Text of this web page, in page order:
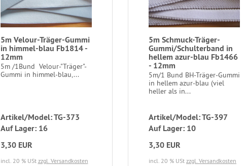
5m Velour-Träger-Gummi
in himmel-blau Fb1814 -
12mm
5m /1Bund Velour-"Träger"-
Gummi in himmel-blau,...
Artikel/Model: TG-373
Auf Lager: 16
3,30 EUR
incl. 20 % USt zzgl. Versandkosten
5m Schmuck-Träger-
Gummi/Schulterband in
hellem azur-blau Fb1466
- 12mm
5m/1 Bund BH-Träger-Gummi
in hellem azur-blau (viel
heller als in...
Artikel/Model: TG-397
Auf Lager: 10
3,30 EUR
incl. 20 % USt zzgl. Versandkosten